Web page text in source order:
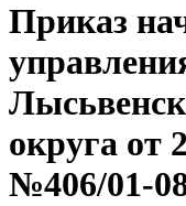
Приказ
округа от
№406/01-